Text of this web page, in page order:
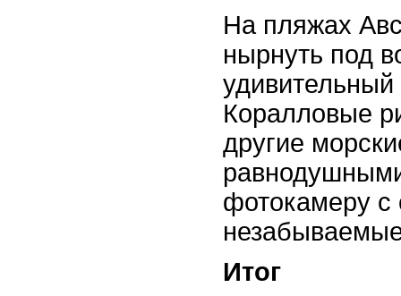
На пляжах
нырнуть под
Коралловые
другие
фотокамеру с
Итог